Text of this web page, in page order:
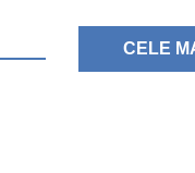
CELE